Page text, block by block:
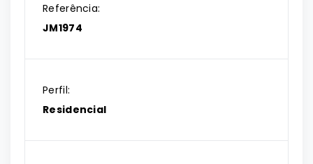
Referência:
JM1974
Perfil:
Residencial